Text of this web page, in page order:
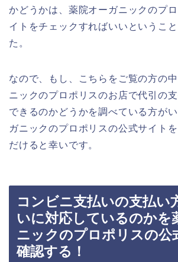
かどうかは、薬院オーガニックのプ
イトをチェックすればいいというこ
た。
なので、もし、こちらをご覧の方の
ニックのプロポリスのお店で代引の
できるのかどうかを調べている方が
ガニックのプロポリスの公式サイト
だけると幸いです。
コンビニ支払いの支払い
いに対応しているのかを
ニックのプロポリスの公
確認する！